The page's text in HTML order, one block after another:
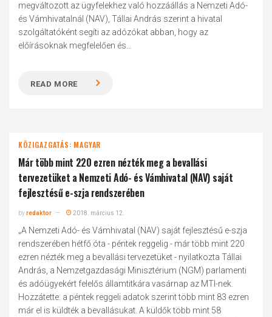
megváltozott az ügyfelekhez való hozzáállás a Nemzeti Adó-
és Vámhivatalnál (NAV), Tállai András szerint a hivatal
szolgáltatóként segíti az adózókat abban, hogy az
előírásoknak megfelelően és...
READ MORE
KÖZIGAZGATÁS: MAGYAR
Már több mint 220 ezren nézték meg a bevallási
tervezetüket a Nemzeti Adó- és Vámhivatal (NAV) saját
fejlesztésű e-szja rendszerében
byredaktor 2018. március 12.
„A Nemzeti Adó- és Vámhivatal (NAV) saját fejlesztésű e-szja
rendszerében hétfő óta - péntek reggelig - már több mint 220
ezren nézték meg a bevallási tervezetüket - nyilatkozta Tállai
András, a Nemzetgazdasági Minisztérium (NGM) parlamenti
és adóügyekért felelős államtitkára vasárnap az MTI-nek.
Hozzátette: a péntek reggeli adatok szerint több mint 83 ezren
már el is küldték a bevallásukat. A küldők több mint 58